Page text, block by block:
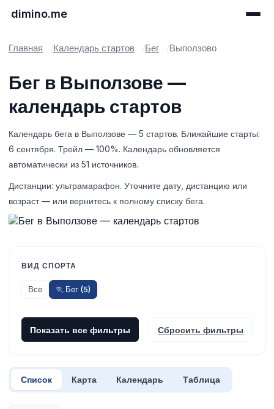
dimino.me
Главная Календарь стартов Бег Выползово
Бег в Выползове —
календарь стартов
Календарь бега в Выползове — 5 стартов. Ближайшие старты:
6 сентября. Трейл — 100%. Календарь обновляется
автоматически из 51 источников.
Дистанции: ультрамарафон. Уточните дату, дистанцию или
возраст — или вернитесь к полному списку бега.
ВИД СПОРТА
Все 🏃 Бег (5)
Показать все фильтры Сбросить фильтры
Список Карта Календарь Таблица